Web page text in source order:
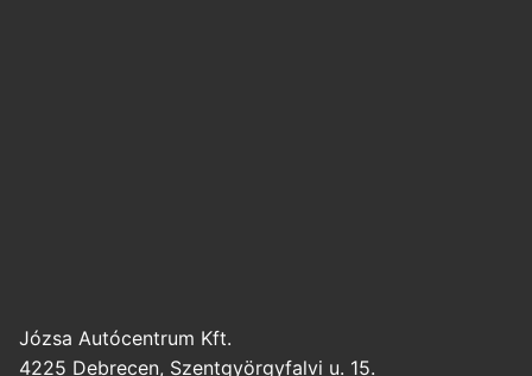
Józsa Autócentrum Kft.
4225 Debrecen, Szentgyörgyfalvi u. 15.